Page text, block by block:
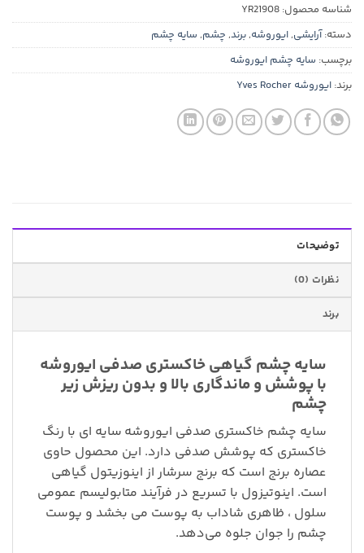
شناسه محصول: YR21908
دسته:آرایشی,ایوروشه,برند, چشم, سایه چشم
برچسب: سایه چشم ایوروشه
برند: ایوروشه Yves Rocher
توضیحات
نظرات (0)
برند
سایه چشم گیاهی خاکستری صدفی ایوروشه
با پوشش و ماندگاری بالا و بدون ریزش زیر
چشم
سایه چشم خاکستری صدفی ایوروشه سایه ای با رنگ
خاکستری که پوشش صدفی دارد. این محصول حاوی
عصاره برنج است که برنج سرشار از اینوزیتول گیاهی‌
است. اینوتیزول با تسریع در فرآیند متابولیسم عمومی
سلول ، ظاهری شاداب به پوست می بخشد و پوست
چشم را جوان جلوه می‌دهد.